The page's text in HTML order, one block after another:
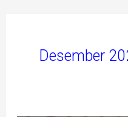
Desember